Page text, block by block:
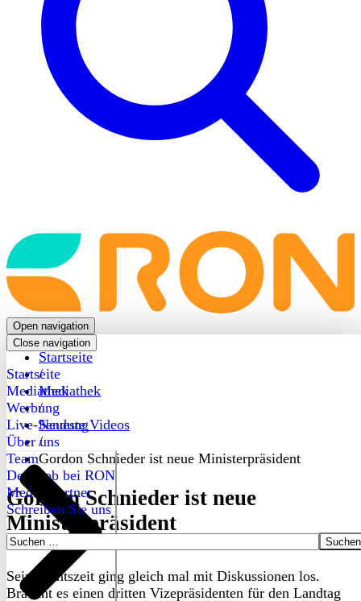
Back
to
frontpage
Open navigation
Close navigation
Startseite
Mediathek
Werbung
Live-Sendung
Über uns
Team
Dein Job bei RON
Medienpartner
Schreiben Sie uns
Suchen
Startseite
/
Mediathek
/
Neueste Videos
/
Gordon Schnieder ist neue Ministerpräsident
Gordon Schnieder ist neue
Ministerpräsident
Seine Amtszeit ging gleich mal mit Diskussionen los.
Braucht es einen dritten Vizepräsidenten für den Landtag